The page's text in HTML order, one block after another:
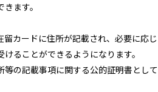
きます。
カードに住所が記載され、必要に応じ
ることができるようになります。
等の記載事項に関する公的証明書として